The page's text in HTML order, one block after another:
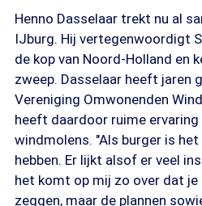
Henno Dasselaar trekt nu al
IJburg. Hij vertegenwoordigt
de kop van Noord-Holland en
zweep. Dasselaar heeft jaren
Vereniging Omwonenden
heeft daardoor ruime
windmolens. "Als burger is
hebben. Er lijkt alsof er veel
het komt op mij zo over dat je
zeggen, maar de plannen